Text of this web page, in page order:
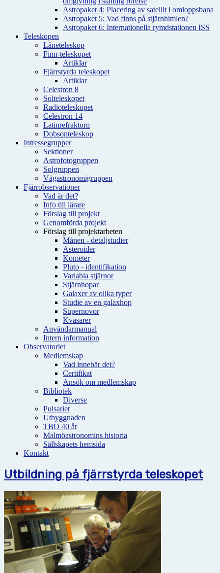
Astropaket 4: Placering av satellit i omloppsbana
Astropaket 5: Vad finns på stjärnhimlen?
Astropaket 6: Internationella rymdstationen ISS
Teleskopen
Låneteleskop
Finn-teleskopet
Artiklar
Fjärrstyrda teleskopet
Artiklar
Celestron 8
Solteleskopet
Radioteleskopet
Celestron 14
Latinrefraktorn
Dobsonteleskop
Intressegrupper
Sektioner
Astrofotogruppen
Solgruppen
Vägastronomigruppen
Fjärrobservationer
Vad är det?
Info till lärare
Förslag till projekt
Genomförda projekt
Förslag till projektarbeten
Månen - detaljstudier
Asteroider
Kometer
Pluto - identifikation
Variabla stjärnor
Stjärnhopar
Galaxer av olika typer
Studie av en galaxhop
Supernovor
Kvasarer
Användarmanual
Intern information
Observatoriet
Medlemskap
Vad innebär det?
Certifikat
Ansök om medlemskap
Bibliotek
Diverse
Pulsariet
Utbyggnaden
TBO 40 år
Malmöastronomins historia
Sällskapets hemsida
Kontakt
Utbildning på fjärrstyrda teleskopet